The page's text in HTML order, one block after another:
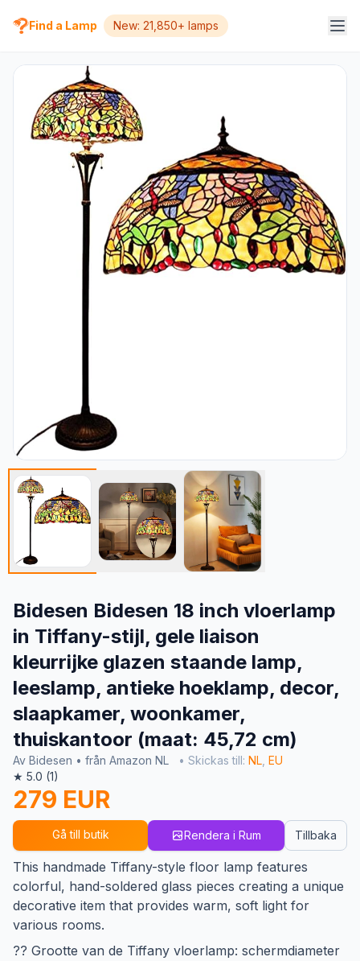
Find a Lamp New: 21,850+ lamps
Bidesen Bidesen 18 inch vloerlamp
in Tiffany-stijl, gele liaison
kleurrijke glazen staande lamp,
leeslamp, antieke hoeklamp, decor,
slaapkamer, woonkamer,
thuiskantoor (maat: 45,72 cm)
Av Bidesen • från Amazon NL • Skickas till: NL EU
★ 5.0 (1)
279 EUR
Gå till butik Rendera i Rum Tillbaka
This handmade Tiffany-style floor lamp features
colorful, hand-soldered glass pieces creating a unique
decorative item that provides warm, soft light for
various rooms.
?? Grootte van de Tiffany vloerlamp: schermdiameter